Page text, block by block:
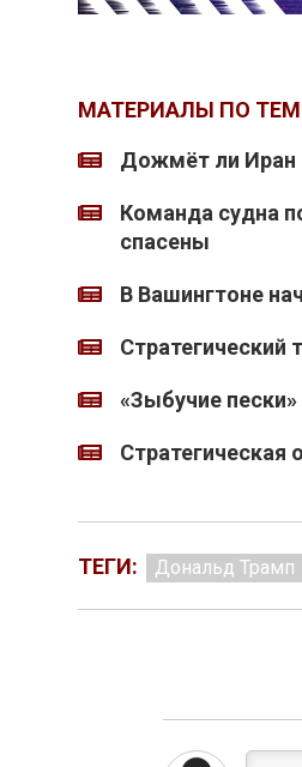
МАТЕРИАЛЫ ПО
Дожмёт ли Иран
Команда судна
спасены
В Вашингтоне
Стратегический
«Зыбучие
ТЕГИ: Дональд Трамп